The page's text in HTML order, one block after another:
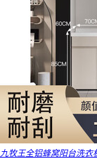
九牧王全铝蜂窝阳台洗衣